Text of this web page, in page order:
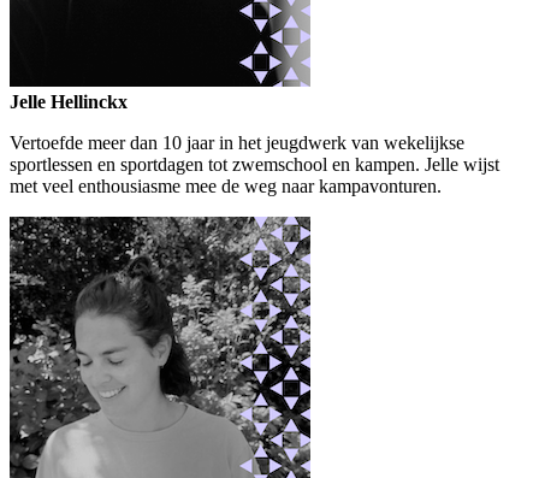
Jelle Hellinckx
Vertoefde meer dan 10 jaar in het jeugdwerk van wekelijkse
sportlessen en sportdagen tot zwemschool en kampen. Jelle wijst
met veel enthousiasme mee de weg naar kampavonturen.